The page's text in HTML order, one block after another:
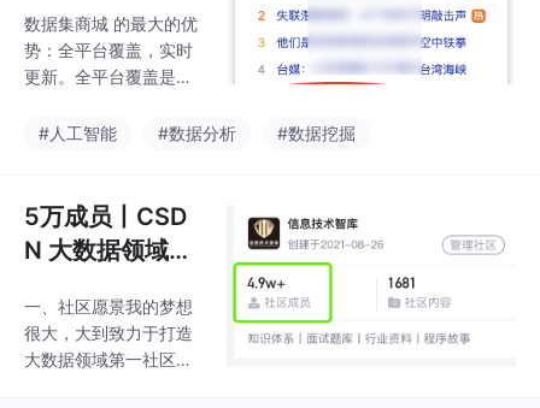
数据集商城 的最大的优
势：全平台覆盖，实时
更新。全平台覆盖是指
已经采集好的，结构化
#人工智能 #数据分析 #数据挖掘
5万成员丨CSD
N 大数据领域网
一、社区愿景我的梦想
很大，大到致力于打造
大数据领域第一社区，